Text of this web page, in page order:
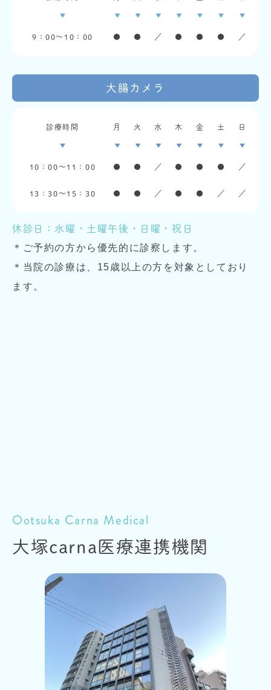
9：00〜10：00 ● ● ／ ● ● ● ／
大腸カメラ
診療時間 月 火 水 木 金 土 日
10：00〜11：00 ● ● ／ ● ● ● ／
13：30〜15：30 ● ● ／ ● ● ／ ／
休診日：水曜・土曜午後・日曜・祝日
＊ご予約の方から優先的に診察します。
＊当院の診療は、15歳以上の方を対象としており
ます。
Ootsuka Carna Medical
大塚carna 医療連携機関